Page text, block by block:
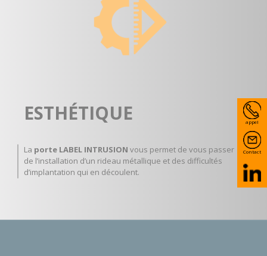
ESTHÉTIQUE
La porte LABEL INTRUSION vous permet de vous passer
de l’installation d’un rideau métallique et des difficultés
d’implantation qui en découlent.
appel
Contact